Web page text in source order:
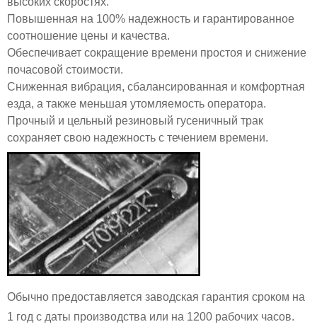
Повышенная на 100% надежность и гарантированное
соотношение цены и качества.
Обеспечивает сокращение времени простоя и снижение
почасовой стоимости.
Сниженная вибрация, сбалансированная и комфортная
езда, а также меньшая утомляемость оператора.
Прочный и цельный резиновый гусеничный трак
сохраняет свою надежность с течением времени.
Обычно предоставляется заводская гарантия сроком на
1 год с даты производства или на 1200 рабочих часов.